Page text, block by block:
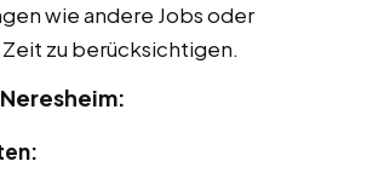
wie andere Jobs oder
zu berücksichtigen.